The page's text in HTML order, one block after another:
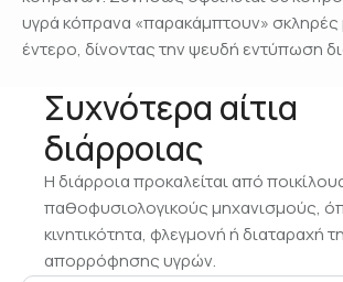
υγρά κόπρανα «παρακάμπτουν»
έντερο, δίνοντας την ψευδή εντύπωση
Συχνότερα αίτια
διάρροιας
Η διάρροια προκαλείται από
παθοφυσιολογικούς μηχανισμούς,
κινητικότητα, φλεγμονή ή διαταραχή
απορρόφησης υγρών.